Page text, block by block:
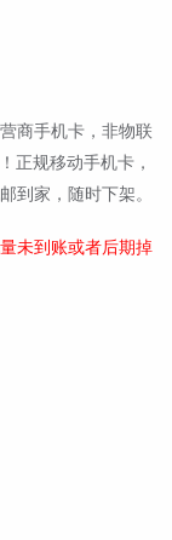
商手机卡，非物联
正规移动手机卡，
到家，随时下架。
未到账或者后期掉